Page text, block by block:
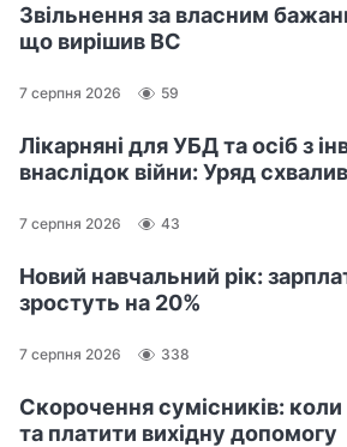
Звільнення за власним
що вирішив ВС
7 серпня 2026 59
Лікарняні для УБД та осіб з
внаслідок війни: Уряд
7 серпня 2026 43
Новий навчальний рік:
зростуть на 20%
7 серпня 2026 338
Скорочення сумісників:
та платити вихідну допомогу